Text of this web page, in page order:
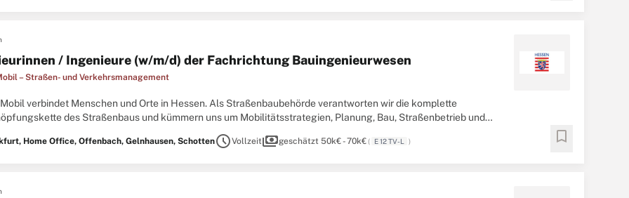
/ Ingenieure (w/m/d) der Fachrichtung Bauingenieurwesen
– Straßen- und Verkehrsmanagement
verbindet Menschen und Orte in Hessen. Als Straßenbaubehörde verantworten wir die komplette
des Straßenbaus und kümmern uns um Mobilitätsstrategien, Planung, Bau, Straßenbetrieb und
Home Office, Offenbach, Gelnhausen, SchottenscheduleVollzeitpaymentsgeschätzt 50k€ - 70k€( E 12 TV-L ) bookmark